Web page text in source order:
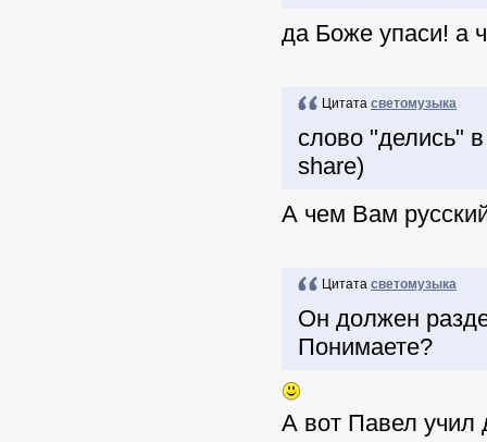
да Боже упаси! а
Цитата светомузыка
слово "делись"
share)
А чем Вам
Цитата светомузыка
Он должен
Понимаете?
А вот Павел учил